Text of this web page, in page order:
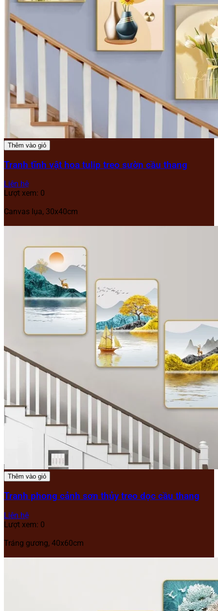
Thêm vào giỏ
Tranh tĩnh vật hoa tulip treo sườn cầu thang
Liên hệ
Lượt xem: 0
Canvas lụa, 30x40cm
Thêm vào giỏ
Tranh phong cảnh sơn thủy treo dọc cầu thang
Liên hệ
Lượt xem: 0
Tráng gương, 40x60cm